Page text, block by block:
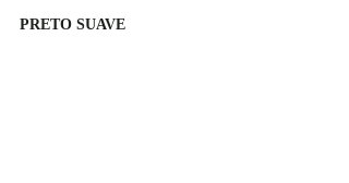
PRETO SUAVE